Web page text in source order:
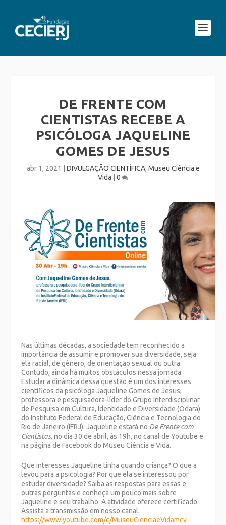
DE FRENTE COM
CIENTISTAS RECEBE A
PSICÓLOGA JAQUELINE
GOMES DE JESUS
abr 1, 2021 DIVULGAÇÃO CIENTÍFICA, Museu Ciência e
Vida
0
Nas últimas décadas, a sociedade tem reconhecido a
importância de assumir e promover sua diversidade, seja
ela racial, de gênero, de orientação sexual ou outra.
Contudo, ainda há muitos obstáculos nessa jornada.
Estudar a dinâmica dessa questão é um dos interesses
científicos da psicóloga Jaqueline Gomes de Jesus,
professora e pesquisadora-líder do Grupo Interdisciplinar
de Pesquisa em Cultura, Identidade e Diversidade (Odara)
do Instituto Federal de Educação, Ciência e Tecnologia do
Rio de Janeiro (IFRJ). Jaqueline estará no De Frente com
Cientistas, no dia 30 de abril, às 19h, no canal de Youtube e
na página de Facebook do Museu Ciência e Vida.
Que interesses Jaqueline tinha quando criança? O que a
levou para a psicologia? Por que ela se interessou por
estudar diversidade? Saiba as respostas para essas e
outras perguntas e conheça um pouco mais sobre
Jaqueline e seu trabalho. A atividade oferece certificado.
Assista a transmissão em nosso canal:
https://www.youtube.com/c/MuseuCienciaeVidamcv